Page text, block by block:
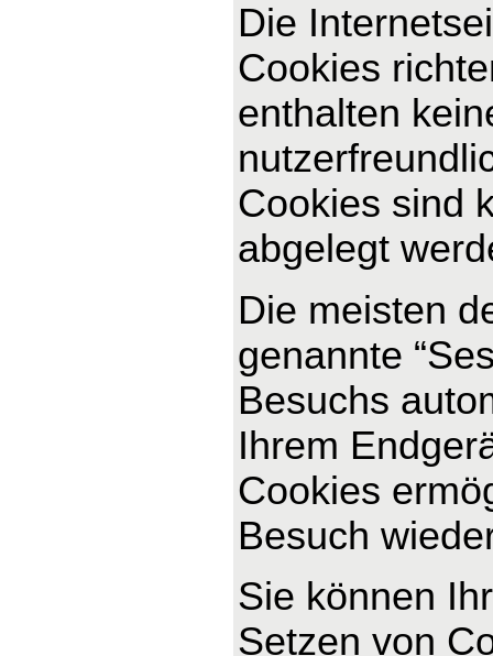
Die
Cookies
enthalten
Cookies sind
abgelegt
Die meisten
genannte
Besuchs
Ihrem
Cookies
Besuch
Sie können
Setzen von